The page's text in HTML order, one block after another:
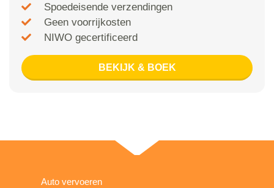
Spoedeisende verzendingen
Geen voorrijkosten
NIWO gecertificeerd
BEKIJK & BOEK
Auto vervoeren